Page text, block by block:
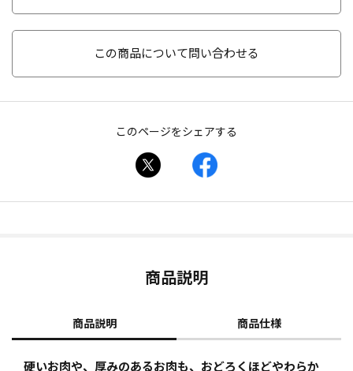
この商品について問い合わせる
このページをシェアする
商品説明
商品説明 商品仕様
硬いお肉や、厚みのあるお肉も、おどろくほどやわらか